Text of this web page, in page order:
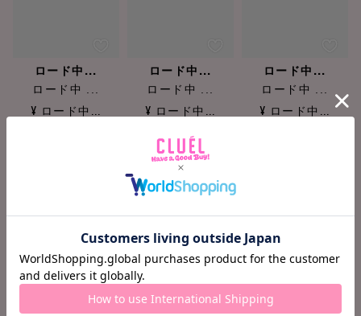
ロード中...
ロード中 ...
¥ ロード中...
ロード中...
ロード中 ...
¥ ロード中...
ロード中...
ロード中 ...
¥ ロード中...
ロード中... ロード中...